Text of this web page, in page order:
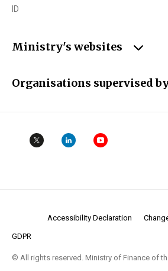
ID
Ministry's websites
Organisations supervised
Accessibility Declaration
GDPR
© All rights reserved. Ministry of Finance of